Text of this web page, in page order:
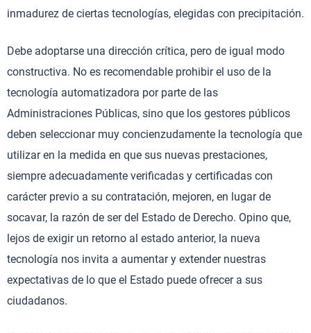
inmadurez de ciertas tecnologías, elegidas con precipitación.
Debe adoptarse una dirección crítica, pero de igual modo
constructiva. No es recomendable prohibir el uso de la
tecnología automatizadora por parte de las
Administraciones Públicas, sino que los gestores públicos
deben seleccionar muy concienzudamente la tecnología que
utilizar en la medida en que sus nuevas prestaciones,
siempre adecuadamente verificadas y certificadas con
carácter previo a su contratación, mejoren, en lugar de
socavar, la razón de ser del Estado de Derecho. Opino que,
lejos de exigir un retorno al estado anterior, la nueva
tecnología nos invita a aumentar y extender nuestras
expectativas de lo que el Estado puede ofrecer a sus
ciudadanos.